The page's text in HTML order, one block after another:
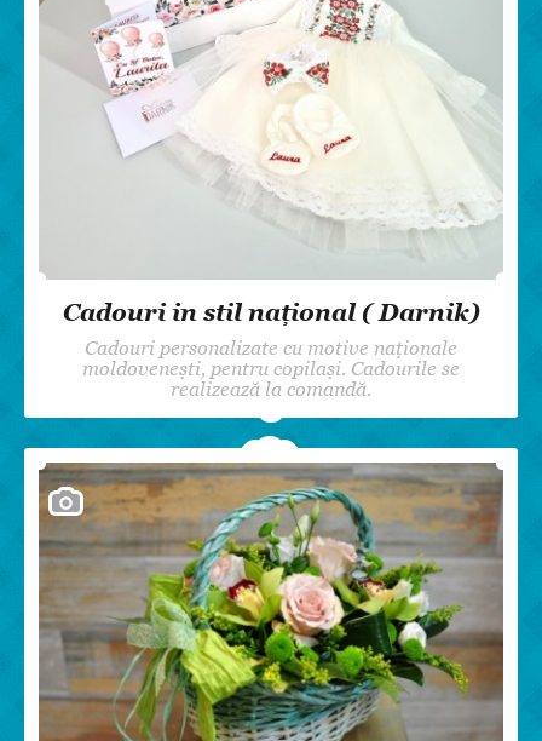
Cadouri in stil național ( Darnik)
Cadouri personalizate cu motive naționale
moldovenești, pentru copilași. Cadourile se
realizează la comandă.